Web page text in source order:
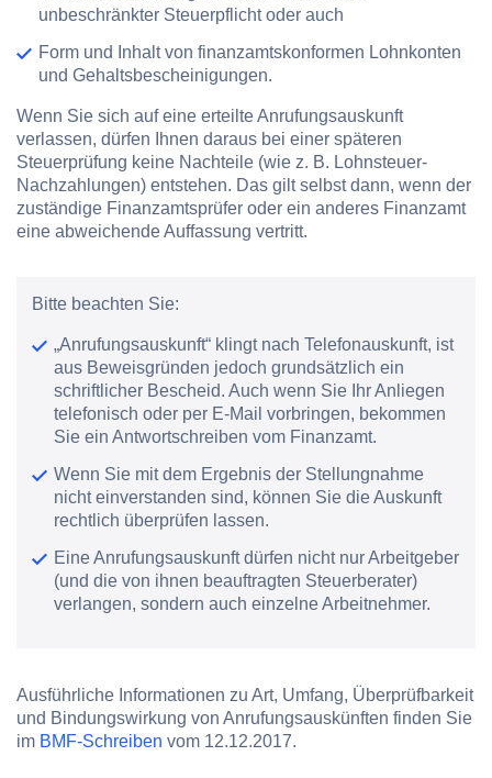
unbeschränkter Steuerpflicht oder auch
Form und Inhalt von finanzamtskonformen Lohnkonten
und Gehaltsbescheinigungen.
Wenn Sie sich auf eine erteilte Anrufungsauskunft
verlassen, dürfen Ihnen daraus bei einer späteren
Steuerprüfung keine Nachteile (wie z. B. Lohnsteuer-
Nachzahlungen) entstehen. Das gilt selbst dann, wenn der
zuständige Finanzamtsprüfer oder ein anderes Finanzamt
eine abweichende Auffassung vertritt.
Bitte beachten Sie:
„Anrufungsauskunft“ klingt nach Telefonauskunft, ist
aus Beweisgründen jedoch grundsätzlich ein
schriftlicher Bescheid. Auch wenn Sie Ihr Anliegen
telefonisch oder per E-Mail vorbringen, bekommen
Sie ein Antwortschreiben vom Finanzamt.
Wenn Sie mit dem Ergebnis der Stellungnahme
nicht einverstanden sind, können Sie die Auskunft
rechtlich überprüfen lassen.
Eine Anrufungsauskunft dürfen nicht nur Arbeitgeber
(und die von ihnen beauftragten Steuerberater)
verlangen, sondern auch einzelne Arbeitnehmer.
Ausführliche Informationen zu Art, Umfang, Überprüfbarkeit
und Bindungswirkung von Anrufungsauskünften finden Sie
im BMF-Schreiben vom 12.12.2017.